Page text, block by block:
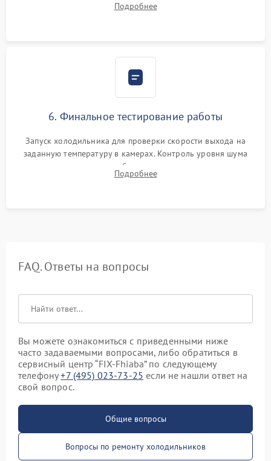
электронным весам. Контроль рабочего давления в системе.
Подробнее
6. Финальное тестирование работы
Запуск холодильника для проверки скорости выхода на
заданную температуру в камерах. Контроль уровня шума
компрессора, отсутствия обмерзания стенок и корректного
срабатывания системы автоматической оттайки.
Подробнее
FAQ. Ответы на вопросы
Вы можете ознакомиться с приведенными ниже
часто задаваемыми вопросами, либо обратиться в
сервисный центр “FIX-Fhiaba” по следующему
телефону+7 (495) 023-73-25 если не нашли ответ на
свой вопрос.
Общие вопросы
Вопросы по ремонту холодильников